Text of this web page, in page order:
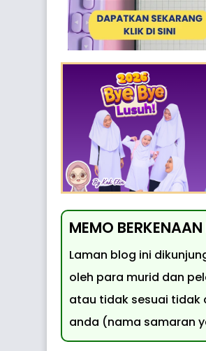
MEMO
Laman blog ini
oleh para murid dan
atau tidak sesuai tidak
anda (nama samaran